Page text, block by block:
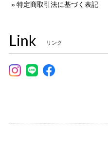
特定商取引法に基づく表記
Link リンク